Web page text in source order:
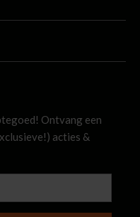
Ontvang een
acties &